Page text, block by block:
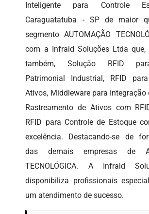
Inteligente para Controle
Caraguatatuba - SP de maior
segmento AUTOMAÇÃO
com a Infraid Soluções Ltda que,
também, Solução RFID
Patrimonial Industrial, RFID
Ativos, Middleware para Integração
Rastreamento de Ativos com
RFID para Controle de Estoque
excelência. Destacando-se de
das demais empresas de
TECNOLÓGICA. A Infraid
disponibiliza profissionais
um atendimento de sucesso.